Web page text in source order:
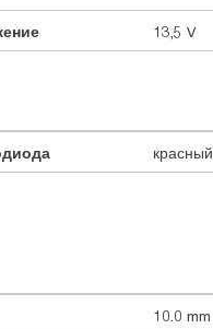
13,5 V
красный
10.0 mm